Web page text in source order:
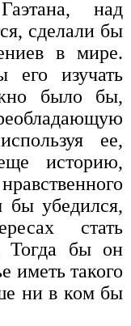
над
сделали бы
в мире.
его изучать
было бы,
ее,
историю,
бы убедился,
стать
Тогда бы он
иметь такого
ни в ком бы